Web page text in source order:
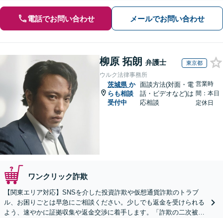
電話でお問い合わせ メールでお問い合わせ
柳原 拓朗 弁護士 東京都
ウルク法律事務所
茨城県 か
らも相談
受付中
面談方法(対面・電
話・ビデオなど)は
応相談
営業時
間：本日
定休日
ワンクリック詐欺
【関東エリア対応】SNSを介した投資詐欺や仮想通貨詐欺のトラブ
ル、お困りごとは早急にご相談ください。少しでも返金を受けられる
よう、速やかに証拠収集や返金交渉に着手します。「詐欺の二次被